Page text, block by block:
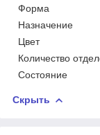
Форма
Назначение
Цвет
Количество
Состояние
Скрыть